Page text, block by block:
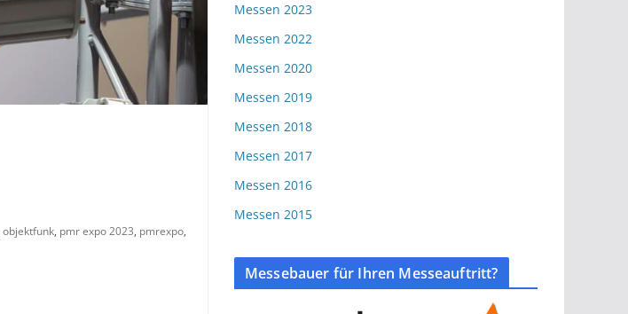
objektfunk, pmr expo 2023, pmrexpo,
Messen 2023
Messen 2022
Messen 2020
Messen 2019
Messen 2018
Messen 2017
Messen 2016
Messen 2015
Messebauer für Ihren Messeauftritt?